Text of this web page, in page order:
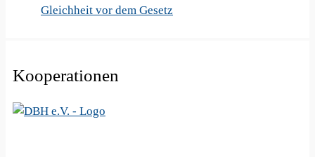
Gleichheit vor dem Gesetz
Kooperationen